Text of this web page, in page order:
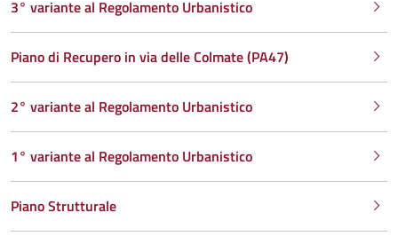
3° variante al Regolamento Urbanistico
Piano di Recupero in via delle Colmate (PA47)
2° variante al Regolamento Urbanistico
1° variante al Regolamento Urbanistico
Piano Strutturale